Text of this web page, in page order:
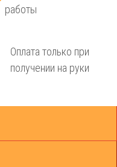
работы
Оплата только при
получении на руки